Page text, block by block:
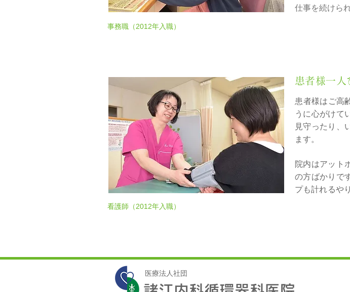
仕事を続けら
事務職（2012年入職）
​患者様一人
患者様はご高
うに心がけて
見守ったり、
ます。
院内はアット
の方ばかりで
プも計れるや
看護師（2012年入職）
医療法人社団